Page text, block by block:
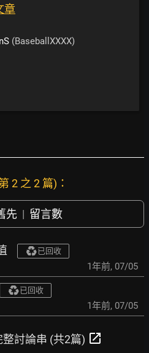
章
(BaseballXXXX)
2 之 2 篇)：
先 | 留言數
已回收
1年前, 07/05
已回收
1年前, 07/05
討論串 (共2篇) open_in_new